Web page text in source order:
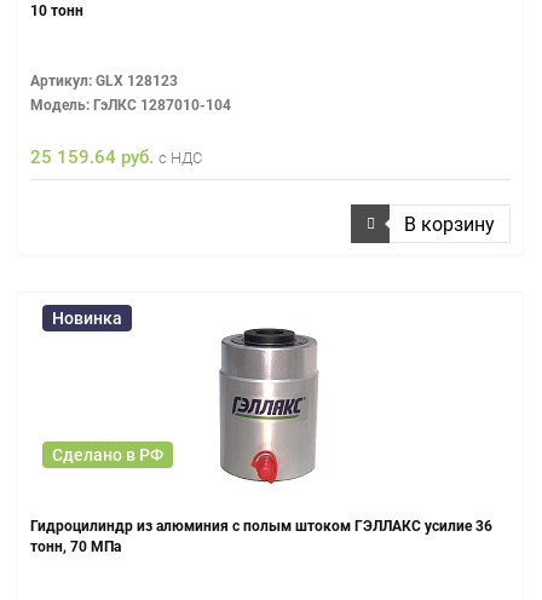
10 тонн
Артикул: GLX 128123
Модель: ГэЛКС 1287010-104
25 159.64 руб. с НДС
В корзину
Новинка
Сделано в РФ
Гидроцилиндр из алюминия с полым штоком ГЭЛЛАКС усилие 36
тонн, 70 МПа